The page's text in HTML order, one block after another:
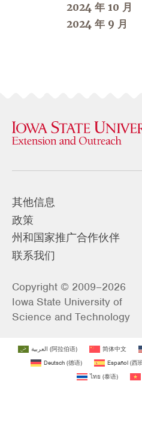
2024 年 10 月
2024 年 9 月
其他信息
政策
州和国家推广合作伙伴
联系我们
Copyright © 2009–2026
Iowa State University of
Science and Technology
العربية (阿拉伯语) 简体中文
Deutsch(德语) Español(西
ไทย (泰语)